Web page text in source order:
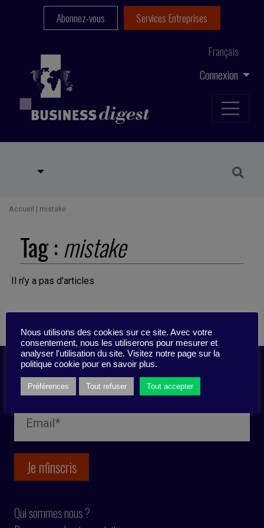
Connexion
Français
Abonnez-vous Services Entreprises
Accueil | mistake
Tag :mistake
Il n'y a pas d'articles
Inscription newsletter
Qui sommes nous ?
Nous utilisons des cookies sur ce site. Avec votre
consentement, nous les utiliserons pour mesurer et
analyser l'utilisation du site. Visitez notre page sur la
politique cookie pour en savoir plus.
Préférences Tout refuser Tout accepter